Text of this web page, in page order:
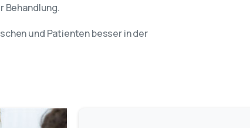
Behandlung.
und Patienten besser in der